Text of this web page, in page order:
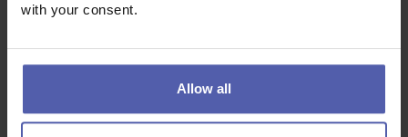
with your consent.
Allow all
PREMIUM bankár (m/ž) na pobočku banky (+ až 12
Manuvia Expert Recruitment SK
Bratislava